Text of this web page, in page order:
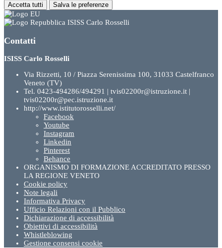
Accetta tutti Salva le preferenze
ISISS Carlo Rosselli
Contatti
ISISS Carlo Rosselli
Via Rizzetti, 10 / Piazza Serenissima 100, 31033 Castelfranco
Veneto (TV)
Tel. 0423-494286/494291 | tvis02200r@istruzione.it |
tvis02200r@pec.istruzione.it
http://www.istitutorosselli.net/
Facebook
Youtube
Instagram
Linkedin
Pinterest
Behance
ORGANISMO DI FORMAZIONE ACCREDITATO PRESSO
LA REGIONE VENETO
Cookie policy
Note legali
Informativa Privacy
Ufficio Relazioni con il Pubblico
Dichiarazione di accessibilità
Obiettivi di accessibilità
Whistleblowing
Gestione consensi cookie